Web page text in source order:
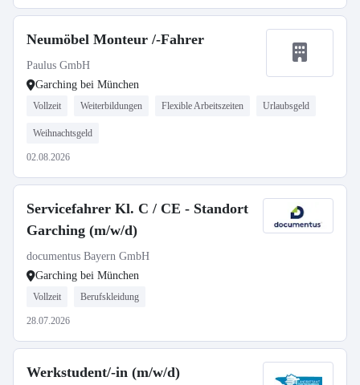
Neumöbel Monteur /-Fahrer
Paulus GmbH
Garching bei München
Vollzeit Weiterbildungen Flexible Arbeitszeiten Urlaubsgeld
Weihnachtsgeld
02.08.2026
Servicefahrer Kl. C / CE - Standort
Garching (m/w/d)
documentus Bayern GmbH
Garching bei München
Vollzeit Berufskleidung
28.07.2026
Werkstudent/-in (m/w/d)